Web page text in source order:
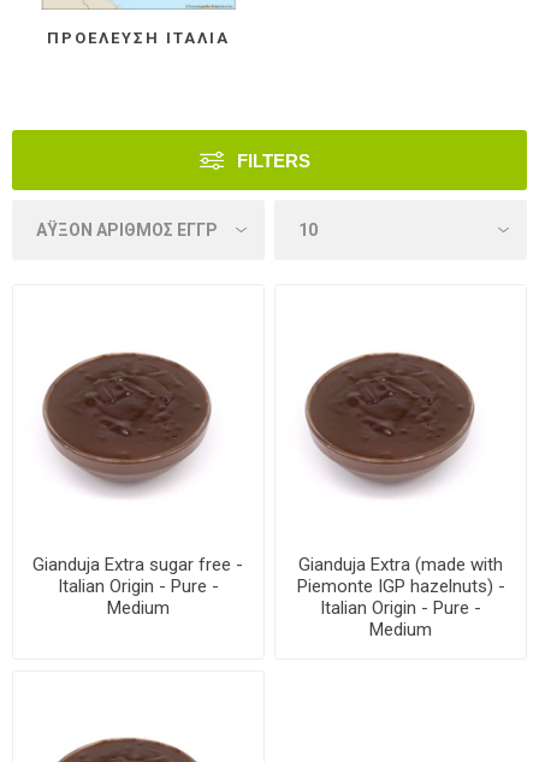
ΠΡΟΈΛΕΥΣΗ ΙΤΑΛΊΑ
FILTERS
Gianduja Extra sugar free -
Italian Origin - Pure -
Medium
Gianduja Extra (made with
Piemonte IGP hazelnuts) -
Italian Origin - Pure -
Medium